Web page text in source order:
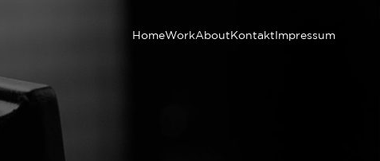
HomeWorkAbout Kontakt Impressum